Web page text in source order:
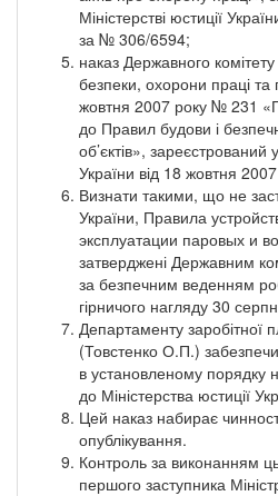
Міністерстві юстиції
за № 306/6594;
наказ Державного
безпеки, охорони праці та
жовтня 2007 року № 231
до Правил будови і
об’єктів», зареєстрований
України від 18 жовтня
Визнати такими, що не
України, Правила
эксплуатации паровых и
затверджені Державним
за безпечним веденням
гірничого нагляду 30
Департаменту заробітної
(Товстенко О.П.)
в установленому порядку
до Міністерства юстиції
Цей наказ набирає
опублікування.
Контроль за виконанням
першого заступника